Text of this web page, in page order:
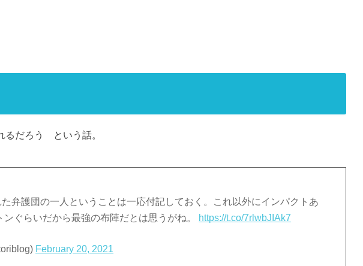
るだろう という話。
弁護団の一人ということは一応付記しておく。これ以外にインパクトあ
ンぐらいだから最強の布陣だとは思うがね。
https://t.co/7rlwbJIAk7
February 20, 2021